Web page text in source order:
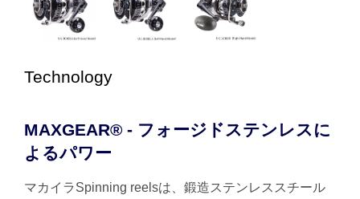
Technology
MAXGEAR® - フォージドステンレスに
よるパワー
マカイラSpinning reelsは、鍛造ステンレススチール